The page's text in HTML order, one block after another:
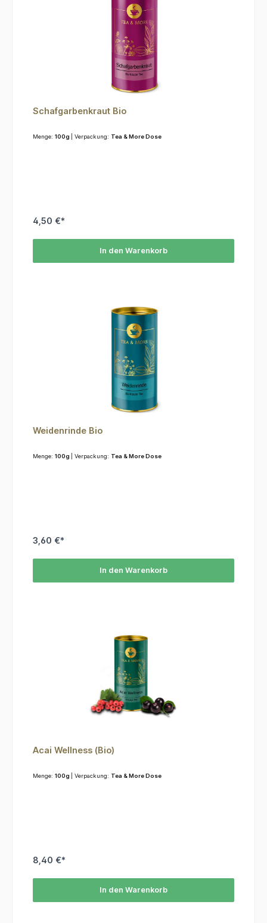
Schafgarbenkraut Bio
Menge: 100g | Verpackung: Tea & More Dose
4,50 €*
In den Warenkorb
Weidenrinde Bio
Menge: 100g | Verpackung: Tea & More Dose
3,60 €*
In den Warenkorb
Acai Wellness (Bio)
Menge: 100g | Verpackung: Tea & More Dose
8,40 €*
In den Warenkorb